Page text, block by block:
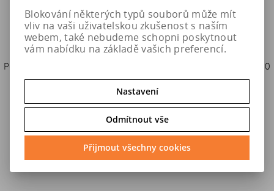
Pewag Sněhové řetězy XMR 69
BRENTA-C
2 403 Kč
3 004 Kč
Pewag Sněhové řetězy XMR 70
BRENTA-C
2 403 Kč
3 004 Kč
Blokování některých typů souborů může mít
vliv na vaši uživatelskou zkušenost s naším
webem, také nebudeme schopni poskytnout
vám nabídku na základě vašich preferencí.
Nastavení
Odmítnout vše
Přijmout všechny cookies